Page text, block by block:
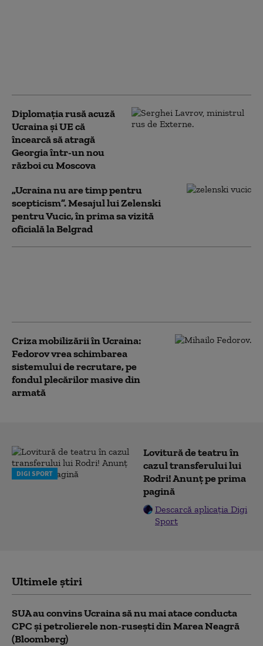
Diplomaţia rusă acuză
Ucraina şi UE că
încearcă să atragă
Georgia într-un nou
război cu Moscova
„Ucraina nu are timp pentru
scepticism”. Mesajul lui Zelenski
pentru Vucic, în prima sa vizită
oficială la Belgrad
Criza mobilizării în Ucraina:
Fedorov vrea schimbarea
sistemului de recrutare, pe
fondul plecărilor masive din
armată
DIGI SPORT
Lovitură de teatru în
cazul transferului lui
Rodri! Anunț pe prima
pagină
Descarcă aplicația Digi
Sport
Ultimele știri
SUA au convins Ucraina să nu mai atace conducta
CPC şi petrolierele non-ruseşti din Marea Neagră
(Bloomberg)